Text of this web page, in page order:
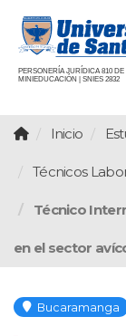
PERSONERÍA JURÍDICA 810 DE
MINIEDUCACIÓN | SNIES 2832
Inicio
Técnicos
Técnico
en el sector
Bucaramanga